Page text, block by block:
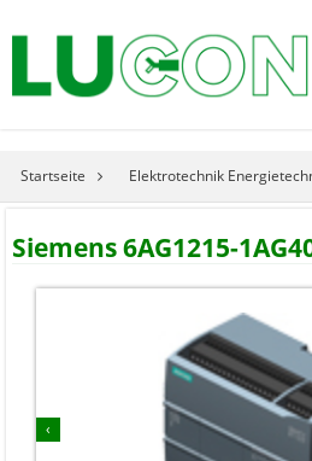
Startseite Elektrotechnik
Siemens 6AG1215-
‹